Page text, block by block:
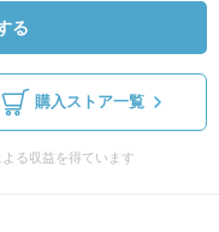
る
購入ストア一覧
る収益を得ています